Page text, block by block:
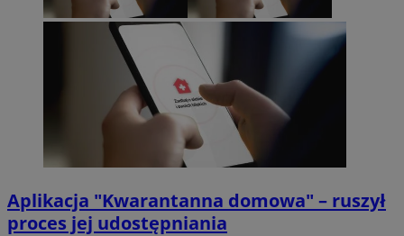
Aplikacja "Kwarantanna domowa" – ruszył
proces jej udostępniania